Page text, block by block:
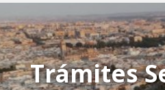
Trámites